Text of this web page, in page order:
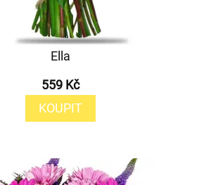
Ella
559 Kč
KOUPIT